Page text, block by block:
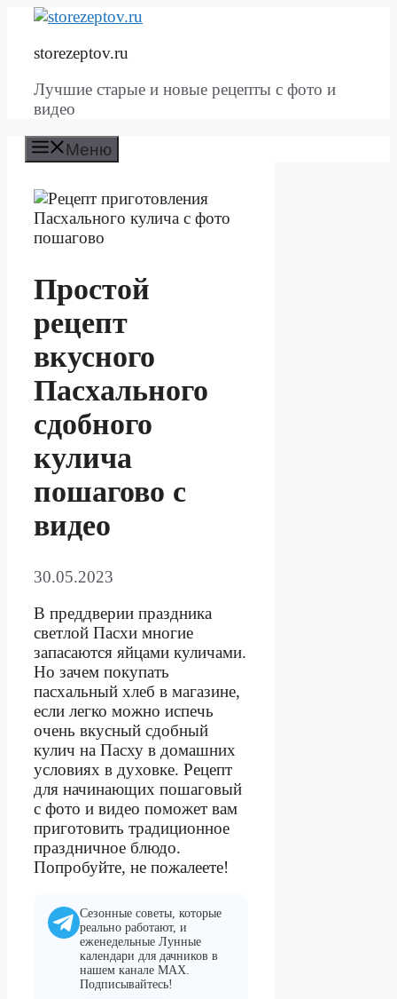
Перейти
содержимому
storezeptov.ru
Лучшие старые и новые рецепты с фото и
видео
Меню
Простой
рецепт
вкусного
Пасхального
сдобного
кулича
пошагово с
видео
30.05.2023
В преддверии праздника
светлой Пасхи многие
запасаются яйцами куличами.
Но зачем покупать
пасхальный хлеб в магазине,
если легко можно испечь
очень вкусный сдобный
кулич на Пасху в домашних
условиях в духовке. Рецепт
для начинающих пошаговый
с фото и видео поможет вам
приготовить традиционное
праздничное блюдо.
Попробуйте, не пожалеете!
Сезонные советы, которые
реально работают, и
еженедельные Лунные
календари для дачников в
нашем канале MAX.
Подписывайтесь!